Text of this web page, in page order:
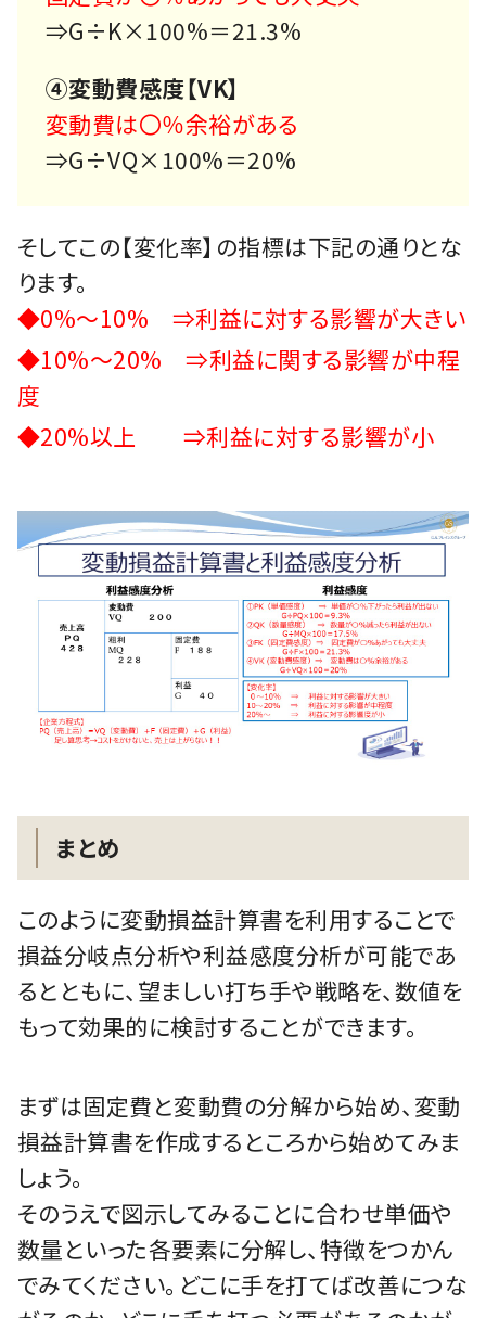
⇒G÷K×100%＝21.3%
④変動費感度【VK】
変動費は〇％余裕がある
⇒G÷VQ×100%＝20%
そしてこの【変化率】の指標は下記の通りとな
ります。
◆0%～10% ⇒利益に対する影響が大きい
◆10%～20% ⇒利益に関する影響が中程
度
◆20%以上 ⇒利益に対する影響が小
まとめ
このように変動損益計算書を利用することで
損益分岐点分析や利益感度分析が可能であ
るとともに、望ましい打ち手や戦略を、数値を
もって効果的に検討することができます。
まずは固定費と変動費の分解から始め、変動
損益計算書を作成するところから始めてみま
しょう。
そのうえで図示してみることに合わせ単価や
数量といった各要素に分解し、特徴をつかん
でみてください。どこに手を打てば改善につな